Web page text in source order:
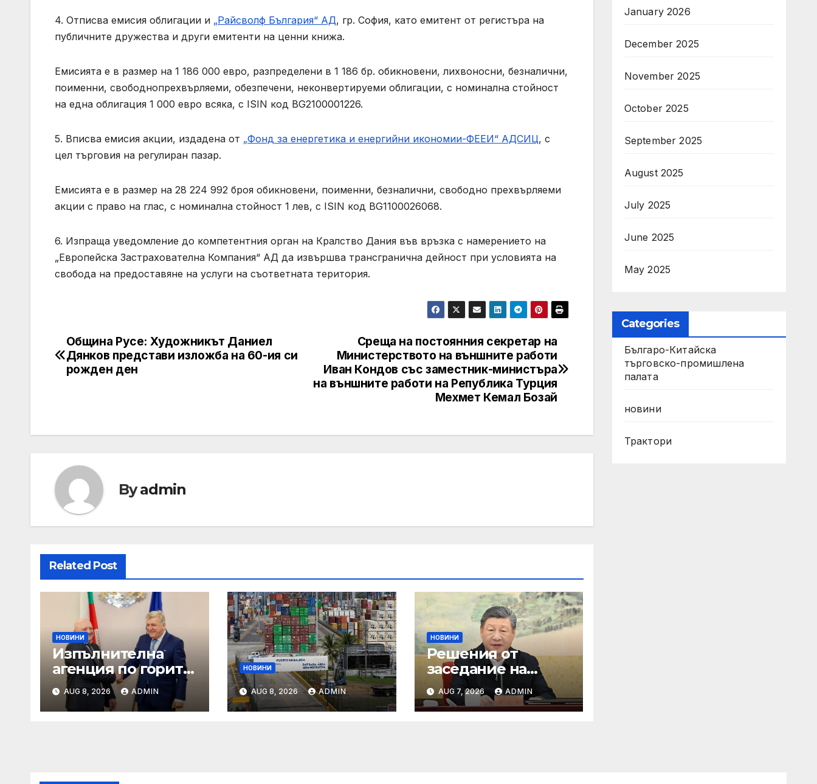
4. Отписва емисия облигации и „Райсволф България“ АД, гр. София, като емитент от регистъра на
публичните дружества и други емитенти на ценни книжа.
Емисията е в размер на 1 186 000 евро, разпределени в 1 186 бр. обикновени, лихвоносни, безналични,
поименни, свободнопрехвърляеми, обезпечени, неконвертируеми облигации, с номинална стойност
на една облигация 1 000 евро всяка, с ISIN код BG2100001226.
5. Вписва емисия акции, издадена от „Фонд за енергетика и енергийни икономии-ФЕЕИ“ АДСИЦ, с
цел търговия на регулиран пазар.
Емисията е в размер на 28 224 992 броя обикновени, поименни, безналични, свободно прехвърляеми
акции с право на глас, с номинална стойност 1 лев, с ISIN код BG1100026068.
6. Изпраща уведомление до компетентния орган на Кралство Дания във връзка с намерението на
„Европейска Застрахователна Компания“ АД да извършва трансгранична дейност при условията на
свобода на предоставяне на услуги на съответната територия.
Post
navigation
Среща на постоянния секретар на
Министерството на външните работи
Иван Кондов със заместник-министъра
на външните работи на Република Турция
Мехмет Кемал Бозай
Община Русе: Художникът Даниел
Дянков представи изложба на 60-ия си
рожден ден
Byadmin
Related Post
НОВИНИ
Изпълнителна
агенция по горите
| Новини
AUG 8, 2026 ADMIN
НОВИНИ
AUG 8, 2026 ADMIN
НОВИНИ
Решения от
заседание на
25.03.2025 г.
AUG 7, 2026 ADMIN
January 2026
December 2025
November 2025
October 2025
September 2025
August 2025
July 2025
June 2025
May 2025
Categories
Българо-Китайска
търговско-промишлена
палата
новини
Трактори